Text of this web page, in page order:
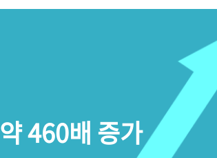
약 460배 증가